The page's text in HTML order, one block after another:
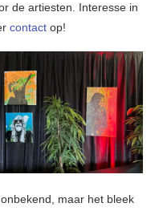
de artiesten. Interesse in
contact op!
maar het bleek